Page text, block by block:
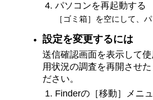
パソコンを再起動する
［ ゴミ箱］を空にして、
設定を変更するには
送信確認画面を表示して
用状況の調査を再開させ
ださい。
Finderの［移動］メニ